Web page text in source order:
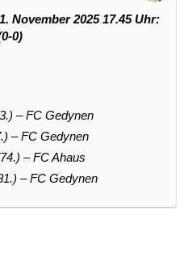
November 2025 17.45 Uhr:
0)
– FC Gedynen
– FC Gedynen
– FC Ahaus
– FC Gedynen